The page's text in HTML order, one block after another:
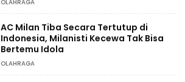
OLAHRAGA
AC Milan Tiba Secara Tertutup di
Indonesia, Milanisti Kecewa Tak Bisa
Bertemu Idola
OLAHRAGA